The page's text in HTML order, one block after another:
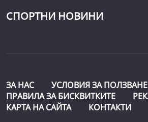
СПОРТНИ НОВИНИ
ЗА НАС
УСЛОВИЯ ЗА ПОЛЗВАНЕ
ПРАВИЛА ЗА БИСКВИТКИТЕ
КАРТА НА САЙТА
КОНТАКТИ